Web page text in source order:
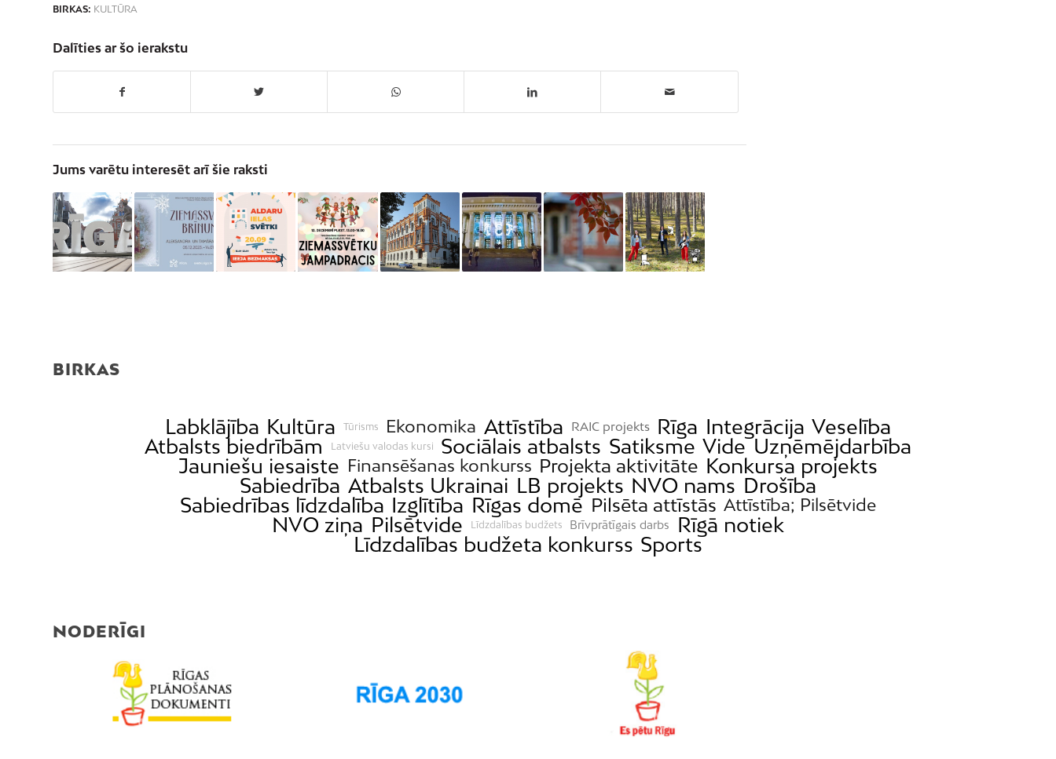
BIRKAS: KULTŪRA
Dalīties ar šo ierakstu
Jums varētu interesēt arī šie raksti
BIRKAS
Labklājība Kultūra Tūrisms Ekonomika Attīstība RAIC projekts Rīga Integrācija Veselība
Atbalsts biedrībām
Latviešu valodas kursi Sociālais atbalsts Satiksme Vide Uzņēmējdarbība
Jauniešu iesaiste Finansēšanas konkurss Projekta aktivitāte Konkursa projekts
Sabiedrība Atbalsts Ukrainai LB projekts NVO nams Drošība
Sabiedrības līdzdalība Izglītība Rīgas domē Pilsēta attīstās Attīstība; Pilsētvide
NVO ziņa Pilsētvide Līdzdalības budžets Brīvprātīgais darbs
Rīgā notiek
Līdzdalības budžeta konkurss Sports
NODERĪGI